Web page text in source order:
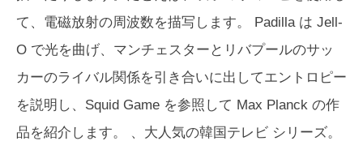
て、電磁放射の周波数を描写します。 Padilla は Jell-
O で光を曲げ、マンチェスターとリバプールのサッ
カーのライバル関係を引き合いに出してエントロピー
を説明し、 Squid Game を参照して Max Planck の作
品を紹介します。 、大人気の韓国テレビ シリーズ。